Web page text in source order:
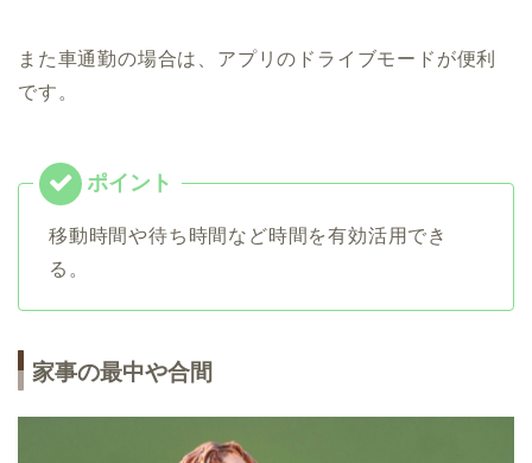
また車通勤の場合は、アプリのドライブモードが便利
です。
移動時間や待ち時間など時間を有効活用でき
る。
家事の最中や合間